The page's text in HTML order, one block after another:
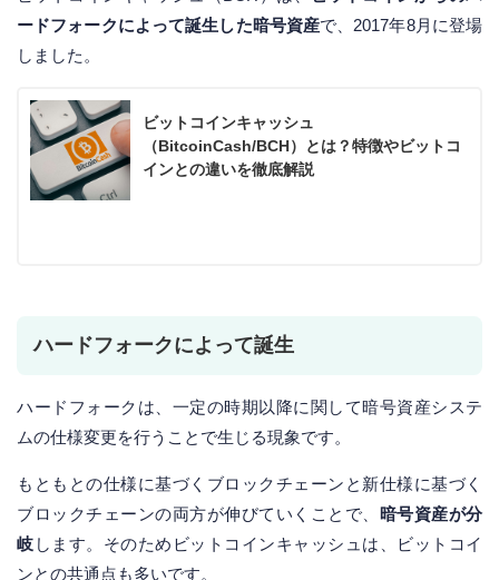
ードフォークによって誕生した暗号資産で、2017年8月に登場
しました。
ビットコインキャッシュ
（BitcoinCash/BCH）とは？特徴やビットコ
インとの違いを徹底解説
ハードフォークによって誕生
ハードフォークは、一定の時期以降に関して暗号資産システ
ムの仕様変更を行うことで生じる現象です。
もともとの仕様に基づくブロックチェーンと新仕様に基づく
ブロックチェーンの両方が伸びていくことで、 暗号資産が分
岐 します。そのためビットコインキャッシュは、ビットコイ
ンとの共通点も多いです。